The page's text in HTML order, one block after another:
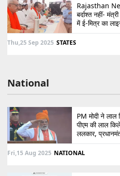
Rajasthan
बर्दाश्त नहीं-
में ई-मित्र का
Thu,25 Sep 2025 STATES
National
PM मोदी ने लाल
पीएम की लाल
ललकार,
Fri,15 Aug 2025 NATIONAL